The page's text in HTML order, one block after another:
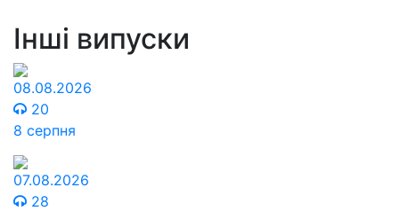
Інші випуски
08.08.2026
20
8 серпня
07.08.2026
28